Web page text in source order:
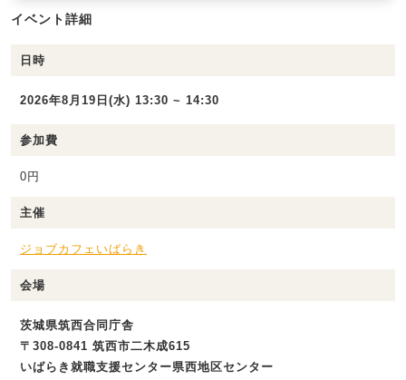
イベント詳細
日時
2026年8月19日(水) 13:30 ~ 14:30
参加費
0円
主催
ジョブカフェいばらき
会場
茨城県筑西合同庁舎
〒308-0841 筑西市二木成615
いばらき就職支援センター県西地区センター